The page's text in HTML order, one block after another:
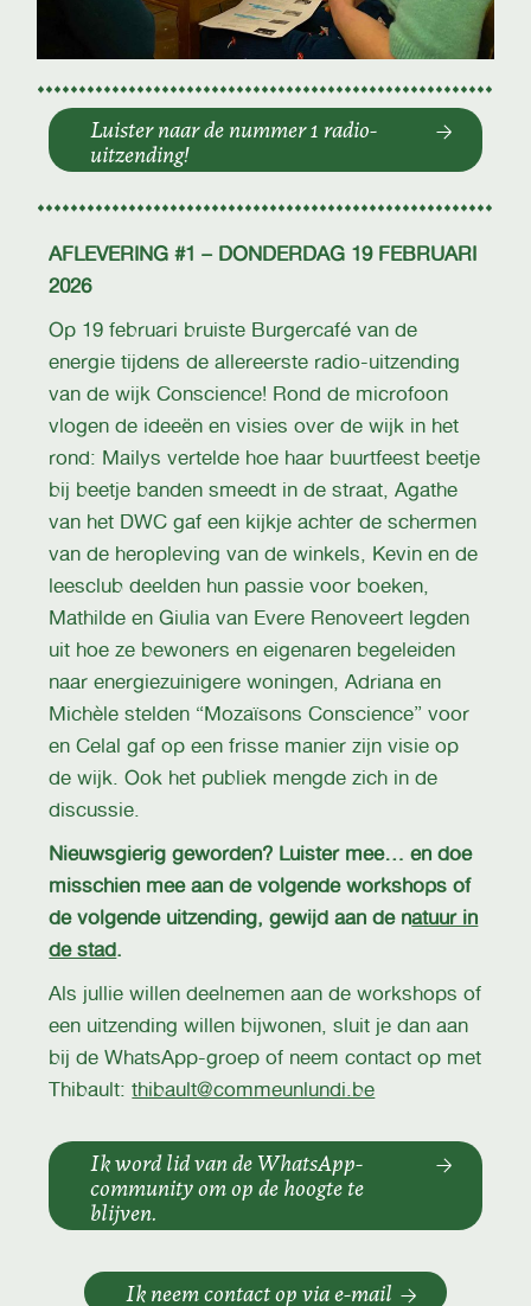
Luister naar de nummer 1 radio-
uitzending!
AFLEVERING #1 – DONDERDAG 19 FEBRUARI
2026
Op 19 februari bruiste Burgercafé van de
energie tijdens de allereerste radio-uitzending
van de wijk Conscience! Rond de microfoon
vlogen de ideeën en visies over de wijk in het
rond: Mailys vertelde hoe haar buurtfeest beetje
bij beetje banden smeedt in de straat, Agathe
van het DWC gaf een kijkje achter de schermen
van de heropleving van de winkels, Kevin en de
leesclub deelden hun passie voor boeken,
Mathilde en Giulia van Evere Renoveert legden
uit hoe ze bewoners en eigenaren begeleiden
naar energiezuinigere woningen, Adriana en
Michèle stelden “Mozaïsons Conscience” voor
en Celal gaf op een frisse manier zijn visie op
de wijk. Ook het publiek mengde zich in de
discussie.
Nieuwsgierig geworden? Luister mee… en doe
misschien mee aan de volgende workshops of
de volgende uitzending, gewijd aan de natuur in
de stad.
Als jullie willen deelnemen aan de workshops of
een uitzending willen bijwonen, sluit je dan aan
bij de WhatsApp-groep of neem contact op met
Thibault:thibault@commeunlundi.be
Ik word lid van de WhatsApp-
community om op de hoogte te
blijven.
Ik neem contact op via e-mail